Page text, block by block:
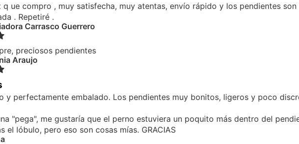
q ue compro , muy satisfecha, muy atentas, envío rápido y los pendientes
. Repetiré .
Carrasco Guerrero
preciosos pendientes
Araujo
y perfectamente embalado. Los pendientes muy bonitos, ligeros y poco
"pega", me gustaría que el perno estuviera un poquito más dentro del
el lóbulo, pero eso son cosas mías. GRACIAS